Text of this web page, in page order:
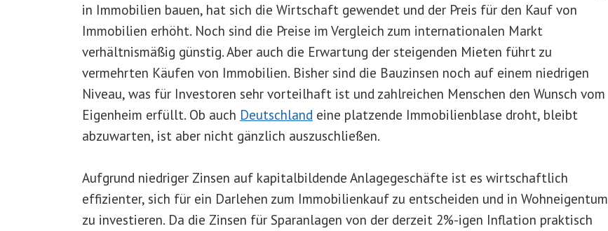
in Immobilien bauen, hat sich die Wirtschaft gewendet und der Preis für den Kauf von
Immobilien erhöht. Noch sind die Preise im Vergleich zum internationalen Markt
verhältnismäßig günstig. Aber auch die Erwartung der steigenden Mieten führt zu
vermehrten Käufen von Immobilien. Bisher sind die Bauzinsen noch auf einem niedrigen
Niveau, was für Investoren sehr vorteilhaft ist und zahlreichen Menschen den Wunsch vom
Eigenheim erfüllt. Ob auch Deutschland eine platzende Immobilienblase droht, bleibt
abzuwarten, ist aber nicht gänzlich auszuschließen.
Aufgrund niedriger Zinsen auf kapitalbildende Anlagegeschäfte ist es wirtschaftlich
effizienter, sich für ein Darlehen zum Immobilienkauf zu entscheiden und in Wohneigentum
zu investieren. Da die Zinsen für Sparanlagen von der derzeit 2%-igen Inflation praktisch